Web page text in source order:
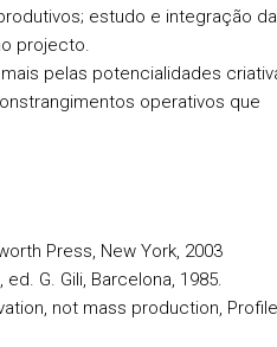
estudo e integração
projecto.
pelas potencialidades
operativos que
Press, New York, 2003
G. Gili, Barcelona, 1985.
not mass production, Profile